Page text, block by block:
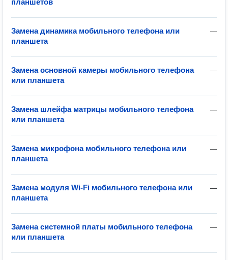
планшетов
—
Замена динамика мобильного телефона или
планшета
—
Замена основной камеры мобильного телефона
или планшета
—
Замена шлейфа матрицы мобильного телефона
или планшета
—
Замена микрофона мобильного телефона или
планшета
—
Замена модуля Wi-Fi мобильного телефона или
планшета
—
Замена системной платы мобильного телефона
или планшета